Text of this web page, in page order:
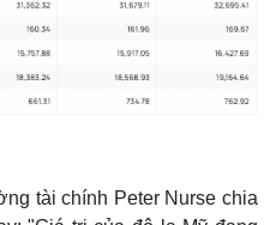
Thị trường
Giá vàng
Tiêu dùng
Tỷ giá
tài chính Peter Nurse chia